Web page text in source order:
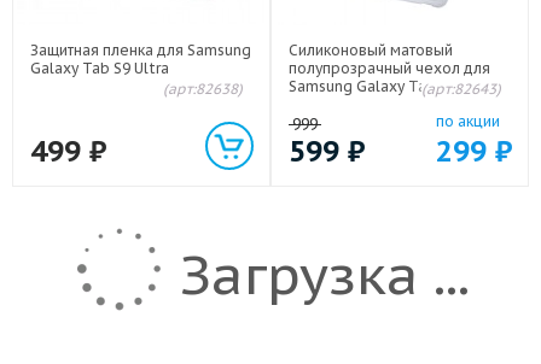
Защитная пленка для Samsung
Galaxy Tab S9 Ultra
(арт:82638)
499 ₽
Силиконовый матовый
полупрозрачный чехол для
Samsung Galaxy Tab S9 Ultra
(арт:82643)
999
599 ₽
по акции
299 ₽
Загрузка ...